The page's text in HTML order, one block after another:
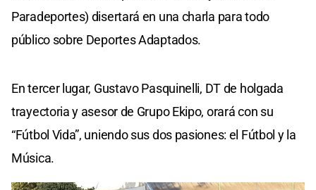
Paradeportes) disertará en una charla para todo
público sobre Deportes Adaptados.
En tercer lugar, Gustavo Pasquinelli, DT de holgada
trayectoria y asesor de Grupo Ekipo, orará con su
“Fútbol Vida”, uniendo sus dos pasiones: el Fútbol y la
Música.